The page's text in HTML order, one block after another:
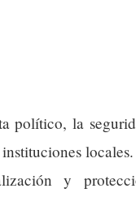
político, la
y